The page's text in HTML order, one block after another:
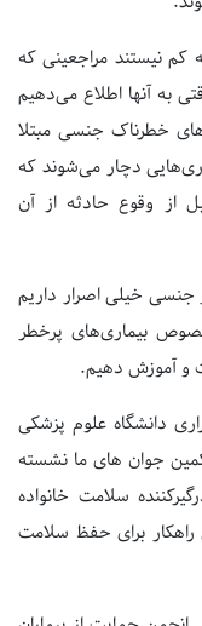
کم نیستند مراجعینی که
به آنها اطلاع می‌دهیم
خطرناک جنسی مبتلا
دچار می‌شوند که
از وقوع حادثه از آن
جنسی خیلی اصرار داریم
بیماری‌های پرخطر
و آموزش دهیم.
دانشگاه علوم پزشکی
کمین جوان های ما نشسته
سلامت خانواده
برای حفظ سلامت